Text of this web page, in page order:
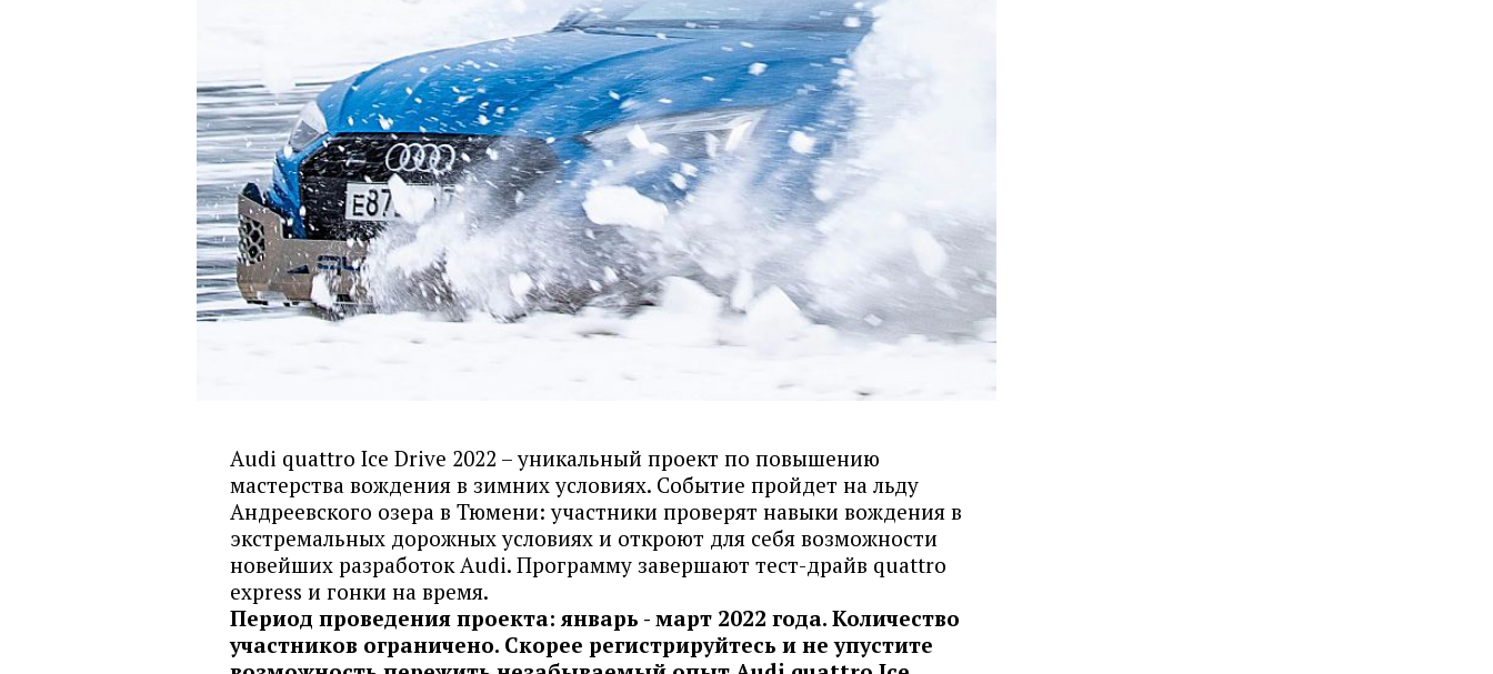
Audi quattro Ice Drive 2022 – уникальный проект по повышению
мастерства вождения в зимних условиях. Событие пройдет на льду
Андреевского озера в Тюмени: участники проверят навыки вождения в
экстремальных дорожных условиях и откроют для себя возможности
новейших разработок Audi. Программу завершают тест-драйв quattro
express и гонки на время.
Период проведения проекта: январь - март 2022 года. Количество
участников ограничено. Скорее регистрируйтесь и не упустите